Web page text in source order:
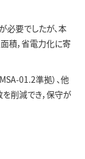
必要でしたが、本
積，省電力化に寄
01.2準拠）、他
削減でき，保守が